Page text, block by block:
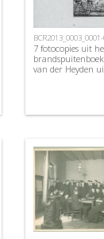
7 fotocopies uit
van der Heyden